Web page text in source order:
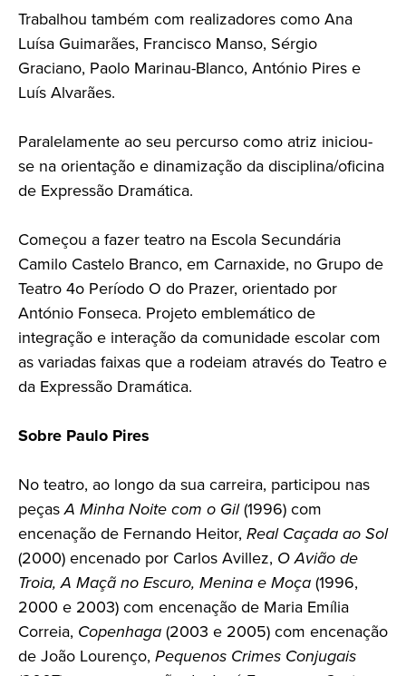
Trabalhou também com realizadores como Ana
Luísa Guimarães, Francisco Manso, Sérgio
Graciano, Paolo Marinau-Blanco, António Pires e
Luís Alvarães.
Paralelamente ao seu percurso como atriz iniciou-
se na orientação e dinamização da disciplina/oficina
de Expressão Dramática.
Começou a fazer teatro na Escola Secundária
Camilo Castelo Branco, em Carnaxide, no Grupo de
Teatro 4o Período O do Prazer, orientado por
António Fonseca. Projeto emblemático de
integração e interação da comunidade escolar com
as variadas faixas que a rodeiam através do Teatro e
da Expressão Dramática.
Sobre Paulo Pires
No teatro, ao longo da sua carreira, participou nas
peçasA Minha Noite com o Gil(1996) com
encenação de Fernando Heitor, Real Caçada ao Sol
(2000) encenado por Carlos Avillez, O Avião de
Troia, A Maçã no Escuro, Menina e Moça(1996,
2000 e 2003) com encenação de Maria Emília
Correia, Copenhaga(2003 e 2005) com encenação
de João Lourenço, Pequenos Crimes Conjugais